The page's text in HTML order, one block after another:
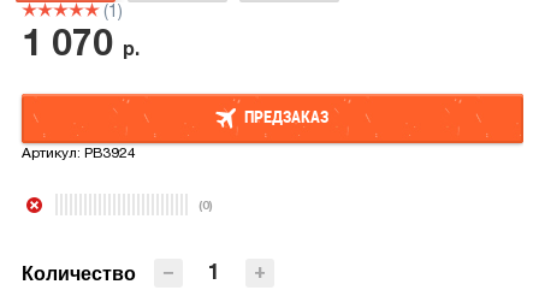
(1)
1 070 р.
ПРЕДЗАКАЗ
Артикул:PB3924
(0)
Количество +
−